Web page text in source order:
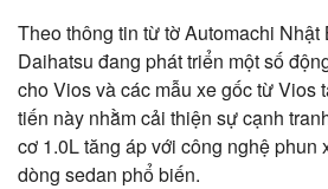
Theo thông tin từ tờ Automachi Nhật
Daihatsu đang phát triển một số
cho Vios và các mẫu xe gốc từ Vios
tiến này nhằm cải thiện sự cạnh
cơ 1.0L tăng áp với công nghệ phun
dòng sedan phổ biến.